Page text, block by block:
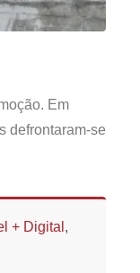
Em
defrontaram-se
+ Digital ,